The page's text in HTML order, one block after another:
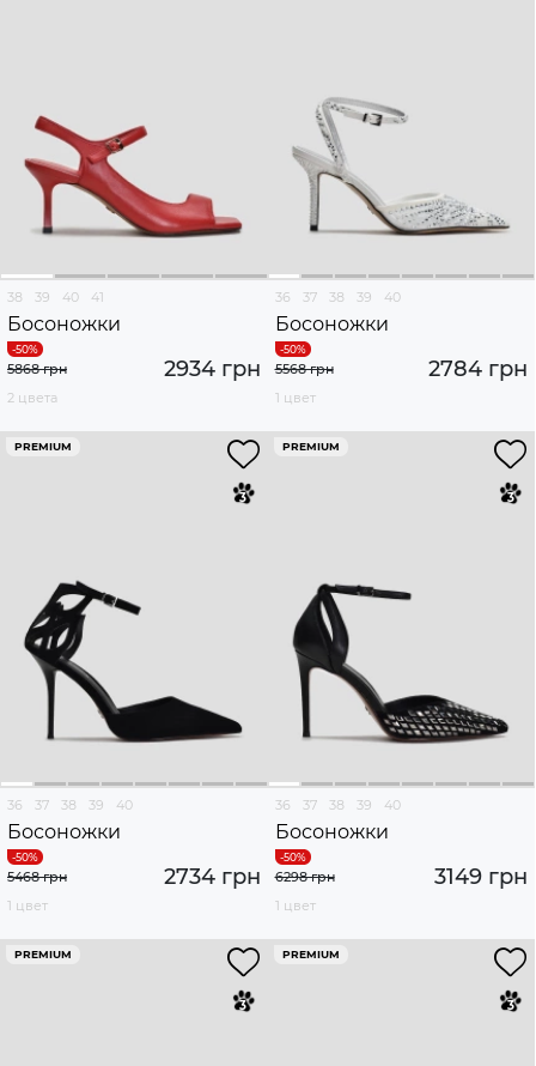
38 39 40 41
Босоножки
2934 грн
5868 грн
2 цвета
36 37 38 39 40
Босоножки
2784 грн
5568 грн
1 цвет
PREMIUM
36 37 38 39 40
Босоножки
2734 грн
5468 грн
1 цвет
PREMIUM
36 37 38 39 40
Босоножки
3149 грн
6298 грн
1 цвет
PREMIUM PREMIUM